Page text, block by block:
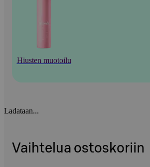
Hiusten muotoilu
Ladataan...
Vaihtelua ostoskoriin